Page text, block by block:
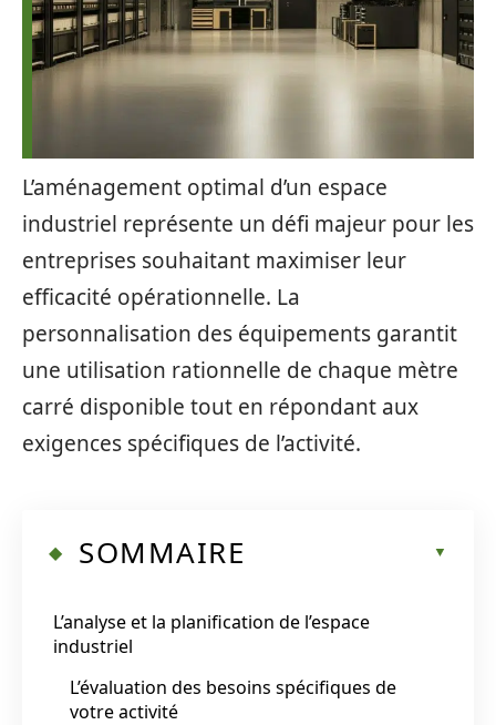
L’aménagement optimal d’un espace
industriel représente un défi majeur pour les
entreprises souhaitant maximiser leur
efficacité opérationnelle. La
personnalisation des équipements garantit
une utilisation rationnelle de chaque mètre
carré disponible tout en répondant aux
exigences spécifiques de l’activité.
SOMMAIRE
L’analyse et la planification de l’espace
industriel
L’évaluation des besoins spécifiques de
votre activité